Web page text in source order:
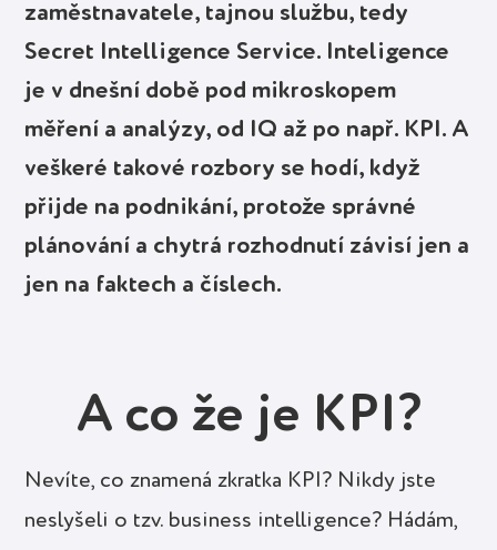
zaměstnavatele, tajnou službu, tedy
Secret Intelligence Service. Inteligence
je v dnešní době pod mikroskopem
měření a analýzy, od IQ až po např. KPI. A
veškeré takové rozbory se hodí, když
přijde na podnikání, protože správné
plánování a chytrá rozhodnutí závisí jen a
jen na faktech a číslech.
A co že je KPI?
Nevíte, co znamená zkratka KPI? Nikdy jste
neslyšeli o tzv. business intelligence? Hádám,